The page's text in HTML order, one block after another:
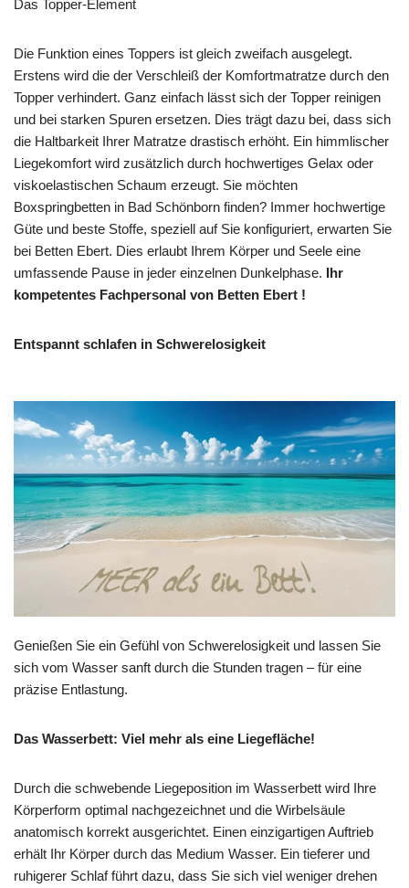
Das Topper-Element
Die Funktion eines Toppers ist gleich zweifach ausgelegt.
Erstens wird die der Verschleiß der Komfortmatratze durch den
Topper verhindert. Ganz einfach lässt sich der Topper reinigen
und bei starken Spuren ersetzen. Dies trägt dazu bei, dass sich
die Haltbarkeit Ihrer Matratze drastisch erhöht. Ein himmlischer
Liegekomfort wird zusätzlich durch hochwertiges Gelax oder
viskoelastischen Schaum erzeugt. Sie möchten
Boxspringbetten in Bad Schönborn finden? Immer hochwertige
Güte und beste Stoffe, speziell auf Sie konfiguriert, erwarten Sie
bei Betten Ebert. Dies erlaubt Ihrem Körper und Seele eine
umfassende Pause in jeder einzelnen Dunkelphase. Ihr
kompetentes Fachpersonal von Betten Ebert !
Entspannt schlafen in Schwerelosigkeit
Genießen Sie ein Gefühl von Schwerelosigkeit und lassen Sie
sich vom Wasser sanft durch die Stunden tragen – für eine
präzise Entlastung.
Das Wasserbett: Viel mehr als eine Liegefläche!
Durch die schwebende Liegeposition im Wasserbett wird Ihre
Körperform optimal nachgezeichnet und die Wirbelsäule
anatomisch korrekt ausgerichtet. Einen einzigartigen Auftrieb
erhält Ihr Körper durch das Medium Wasser. Ein tieferer und
ruhigerer Schlaf führt dazu, dass Sie sich viel weniger drehen